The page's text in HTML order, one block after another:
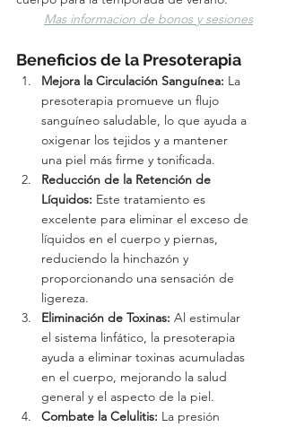
Mas informacion de bonos y sesiones
Beneficios de la Presoterapia
Mejora la Circulación Sanguínea: La
presoterapia promueve un flujo
sanguíneo saludable, lo que ayuda a
oxigenar los tejidos y a mantener
una piel más firme y tonificada.
Reducción de la Retención de
Líquidos: Este tratamiento es
excelente para eliminar el exceso de
líquidos en el cuerpo y piernas,
reduciendo la hinchazón y
proporcionando una sensación de
ligereza.
Eliminación de Toxinas: Al estimular
el sistema linfático, la presoterapia
ayuda a eliminar toxinas acumuladas
en el cuerpo, mejorando la salud
general y el aspecto de la piel.
Combate la Celulitis: La presión